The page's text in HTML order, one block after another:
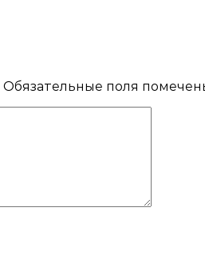
Обязательные поля